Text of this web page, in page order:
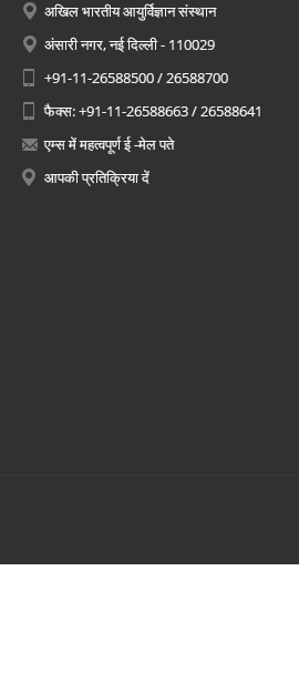
अखिल भारतीय आयुर्विज्ञान संस्थान
अंसारी नगर, नई दिल्ली - 110029
+91-11-26588500 / 26588700
फैक्स: +91-11-26588663 / 26588641
एम्स में महत्वपूर्ण ई -मेल पते
आपकी प्रतिक्रिया दें